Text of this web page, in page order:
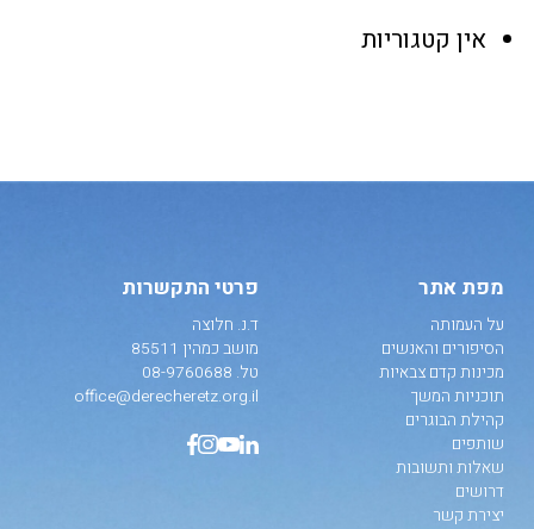
אין קטגוריות
מפת אתר
על העמותה
הסיפורים והאנשים
מכינות קדם צבאיות
תוכניות המשך
קהילת הבוגרים
שותפים
שאלות ותשובות
דרושים
יצירת קשר
פרטי התקשרות
ד.נ. חלוצה
מושב כמהין 85511
טל. 08-9760688
office@derecheretz.org.il